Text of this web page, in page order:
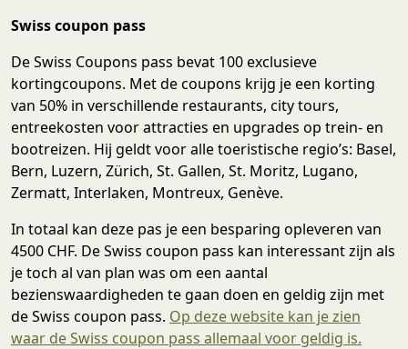
Swiss coupon pass
De Swiss Coupons pass bevat 100 exclusieve
kortingcoupons. Met de coupons krijg je een korting
van 50% in verschillende restaurants, city tours,
entreekosten voor attracties en upgrades op trein- en
bootreizen. Hij geldt voor alle toeristische regio’s: Basel,
Bern, Luzern, Zürich, St. Gallen, St. Moritz, Lugano,
Zermatt, Interlaken, Montreux, Genève.
In totaal kan deze pas je een besparing opleveren van
4500 CHF. De Swiss coupon pass kan interessant zijn als
je toch al van plan was om een aantal
bezienswaardigheden te gaan doen en geldig zijn met
de Swiss coupon pass. Op deze website kan je zien
waar de Swiss coupon pass allemaal voor geldig is.